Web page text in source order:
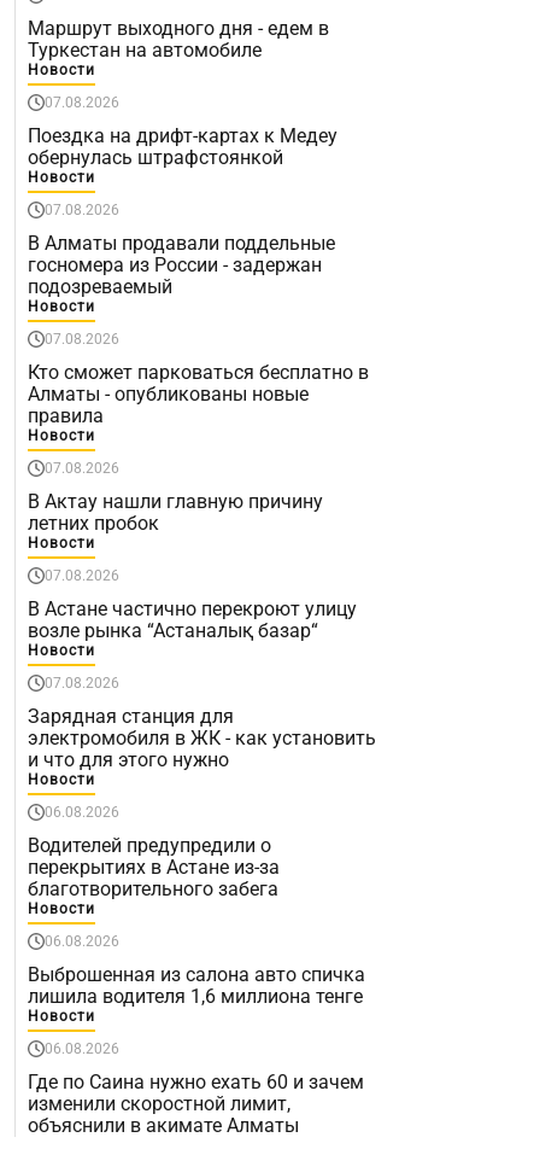
Маршрут выходного дня - едем в
Туркестан на автомобиле
Новости
07.08.2026
Поездка на дрифт-картах к Медеу
обернулась штрафстоянкой
Новости
07.08.2026
В Алматы продавали поддельные
госномера из России - задержан
подозреваемый
Новости
07.08.2026
Кто сможет парковаться бесплатно в
Алматы - опубликованы новые
правила
Новости
07.08.2026
В Актау нашли главную причину
летних пробок
Новости
07.08.2026
В Астане частично перекроют улицу
возле рынка “Астаналық базар“
Новости
07.08.2026
Зарядная станция для
электромобиля в ЖК - как установить
и что для этого нужно
Новости
06.08.2026
Водителей предупредили о
перекрытиях в Астане из-за
благотворительного забега
Новости
06.08.2026
Выброшенная из салона авто спичка
лишила водителя 1,6 миллиона тенге
Новости
06.08.2026
Где по Саина нужно ехать 60 и зачем
изменили скоростной лимит,
объяснили в акимате Алматы